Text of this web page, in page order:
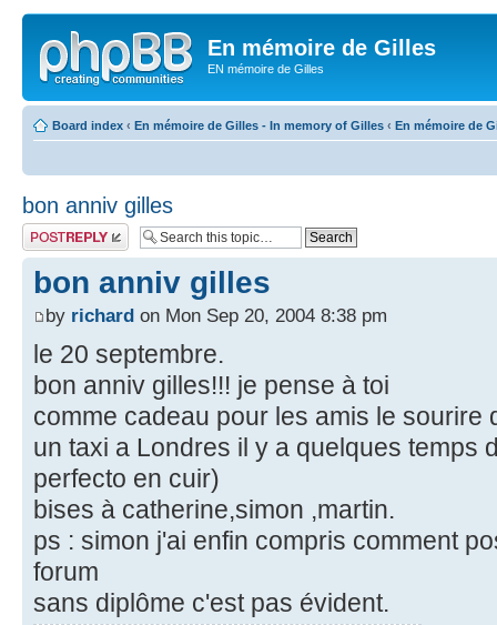
En mémoire de Gilles
EN mémoire de Gilles
Board index ‹ En mémoire de Gilles - In memory of Gilles ‹ En mémoire de
bon anniv gilles
Post a reply
bon anniv gilles
by richard on Mon Sep 20, 2004 8:38 pm
le 20 septembre.
bon anniv gilles!!! je pense à toi
comme cadeau pour les amis le sourire
un taxi a Londres il y a quelques temps
perfecto en cuir)
bises à catherine,simon ,martin.
ps : simon j'ai enfin compris comment
forum
sans diplôme c'est pas évident.